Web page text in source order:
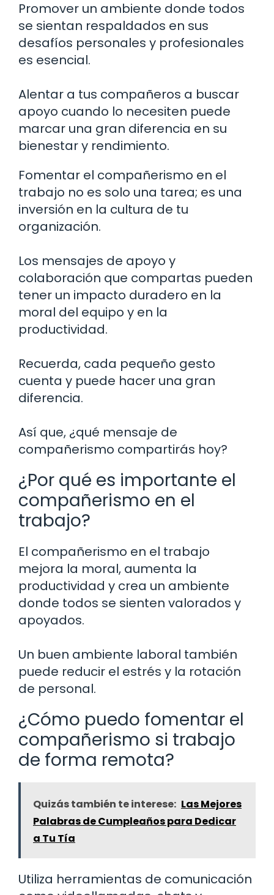
Promover un ambiente donde todos
se sientan respaldados en sus
desafíos personales y profesionales
es esencial.
Alentar a tus compañeros a buscar
apoyo cuando lo necesiten puede
marcar una gran diferencia en su
bienestar y rendimiento.
Fomentar el compañerismo en el
trabajo no es solo una tarea; es una
inversión en la cultura de tu
organización.
Los mensajes de apoyo y
colaboración que compartas pueden
tener un impacto duradero en la
moral del equipo y en la
productividad.
Recuerda, cada pequeño gesto
cuenta y puede hacer una gran
diferencia.
Así que, ¿qué mensaje de
compañerismo compartirás hoy?
¿Por qué es importante el
compañerismo en el
trabajo?
El compañerismo en el trabajo
mejora la moral, aumenta la
productividad y crea un ambiente
donde todos se sienten valorados y
apoyados.
Un buen ambiente laboral también
puede reducir el estrés y la rotación
de personal.
¿Cómo puedo fomentar el
compañerismo si trabajo
de forma remota?
Quizás también te interese: Las Mejores
Palabras de Cumpleaños para Dedicar
a Tu Tía
Utiliza herramientas de comunicación